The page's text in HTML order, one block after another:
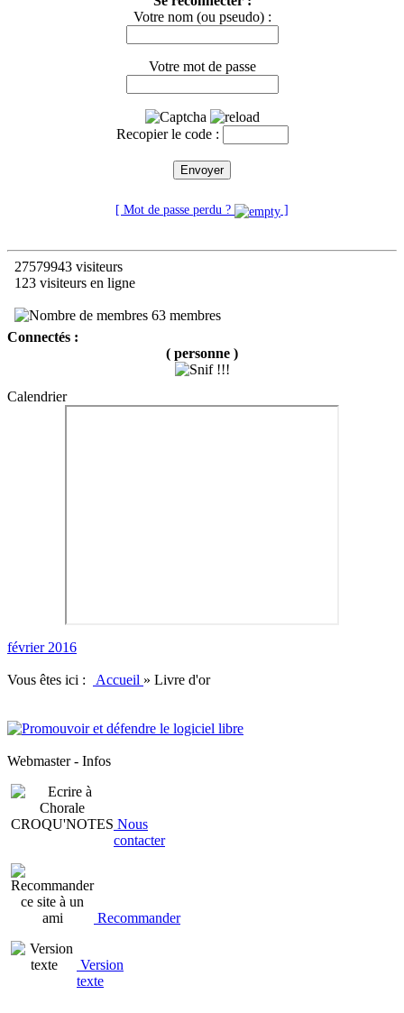
Votre nom (ou pseudo) :
Votre mot de passe
Recopier le code :
Envoyer
[ Mot de passe perdu ? ]
27579943 visiteurs
123 visiteurs en ligne
63 membres
Connectés :
( personne )
Calendrier
février 2016
Vous êtes ici : Accueil » Livre d'or
Webmaster - Infos
Nous
contacter
Recommander
Version
texte